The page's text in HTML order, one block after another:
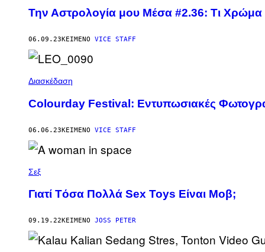
Την Αστρολογία μου Μέσα #2.36: Τι Χρώμα
06.09.23ΚΕΊΜΕΝΟ VICE STAFF
Διασκέδαση
Colourday Festival: Εντυπωσιακές
06.06.23ΚΕΊΜΕΝΟ VICE STAFF
Σεξ
Γιατί Tόσα Πολλά Sex Toys Eίναι Mοβ;
09.19.22ΚΕΊΜΕΝΟ JOSS PETER